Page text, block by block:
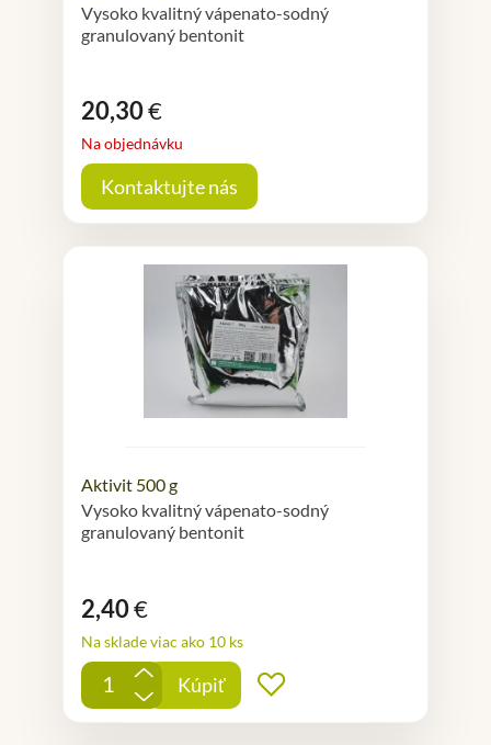
Vysoko kvalitný vápenato-sodný
granulovaný bentonit
20,30€
Na objednávku
Kontaktujte nás
Aktivit 500 g
Vysoko kvalitný vápenato-sodný
granulovaný bentonit
2,40€
Na sklade viac ako 10 ks
+
-
Kúpiť